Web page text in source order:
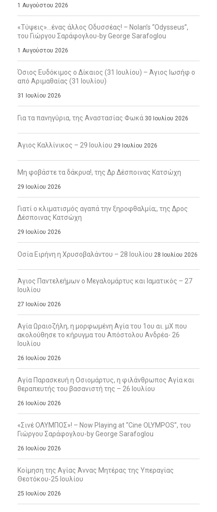
1 Αυγούστου 2026
«Τύψεις»…ένας άλλος Οδυσσέας! – Nolan’s “Odysseus”,
του Γιώργου Σαράφογλου-by George Sarafoglou
1 Αυγούστου 2026
Όσιος Ευδόκιμος ο Δίκαιος (31 Ιουλίου) – Άγιος Ιωσήφ ο
από Αριμαθαίας (31 Ιουλίου)
31 Ιουλίου 2026
Για τα πανηγύρια, της Αναστασίας Φωκά 30 Ιουλίου 2026
Άγιος Καλλίνικος – 29 Ιουλίου 29 Ιουλίου 2026
Μη φοβάστε τα δάκρυα!, της Δρ Δέσποινας Κατσώχη
29 Ιουλίου 2026
Γιατί ο κλιματισμός αγαπά την ξηροφθαλμία;, της Δρος
Δέσποινας Κατσώχη
29 Ιουλίου 2026
Οσία Ειρήνη η Χρυσοβαλάντου – 28 Ιουλίου 28 Ιουλίου 2026
Άγιος Παντελεήμων ο Μεγαλομάρτυς και Ιαματικός – 27
Ιουλίου
27 Ιουλίου 2026
Αγία Ωραιοζήλη, η μορφωμένη Αγία του 1ου αι. μΧ που
ακολούθησε το κήρυγμα του Απόστολου Ανδρέα- 26
Ιουλίου
26 Ιουλίου 2026
Αγία Παρασκευή η Οσιομάρτυς, η φιλάνθρωπος Αγία και
θεραπευτής του βασανιστή της – 26 Ιουλίου
26 Ιουλίου 2026
«Σινέ ΟΛΥΜΠΟΣ»! – Now Playing at “Cine OLYMPOS”, του
Γιώργου Σαράφογλου-by George Sarafoglou
26 Ιουλίου 2026
Κοίμηση της Αγίας Άννας Μητέρας της Υπεραγίας
Θεοτόκου-25 Ιουλίου
25 Ιουλίου 2026